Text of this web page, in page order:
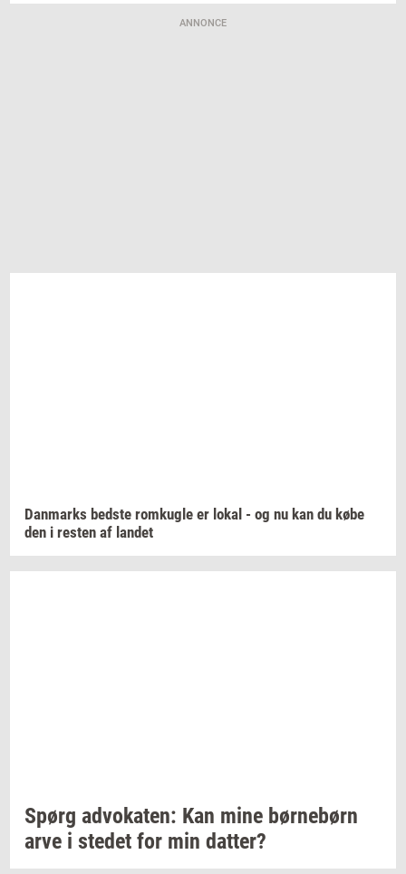
ANNONCE
Dan­marks bed­ste rom­kug­le er lokal - og nu kan du købe
den i re­sten af lan­det
Spørg ad­vo­ka­ten: Kan mine bør­ne­børn
arve i ste­det for min dat­ter?